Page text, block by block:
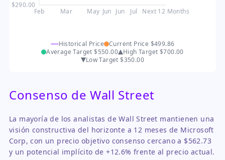
$290.00
Feb Mar May Jun Jun Jul Next 12 Months
Historical Price Current Price $499.86
Average Target$550.00 High Target $700.00
Low Target$350.00
Consenso de Wall Street
La mayoría de los analistas de Wall Street mantienen una
visión constructiva del horizonte a 12 meses de Microsoft
Corp, con un precio objetivo consenso cercano a $562.73
y un potencial implícito de +12.6% frente al precio actual.